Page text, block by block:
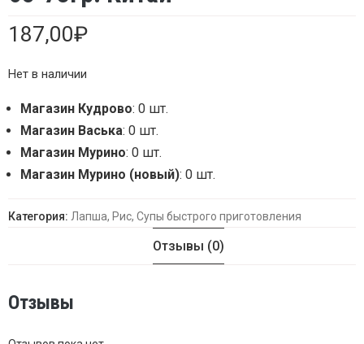
187,00₽
Нет в наличии
Магазин Кудрово: 0 шт.
Магазин Васька: 0 шт.
Магазин Мурино: 0 шт.
Магазин Мурино (новый): 0 шт.
Категория: Лапша, Рис, Супы быстрого приготовления
Отзывы (0)
Отзывы